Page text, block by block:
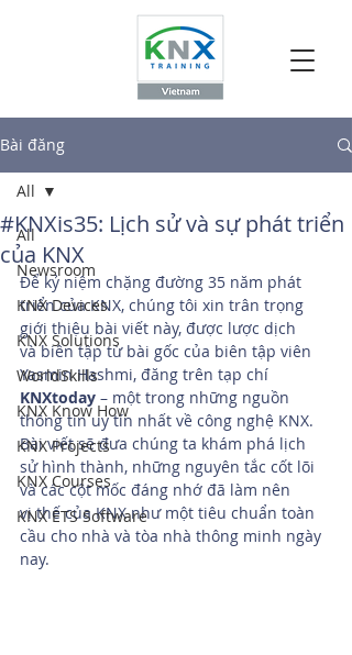
Bài đăng
All
Newsroom
KNX Devices
KNX Solutions
WorldSkills
KNX Know How
KNX Projects
KNX Courses
KNX ETS Software
All
#KNXis35: Lịch sử và sự phát triển
của KNX
Để kỷ niệm chặng đường 35 năm phát
triển của KNX, chúng tôi xin trân trọng
giới thiệu bài viết này, được lược dịch
và biên tập từ bài gốc của biên tập viên
Yasmin Hashmi, đăng trên tạp chí
KNXtoday – một trong những nguồn
thông tin uy tín nhất về công nghệ KNX.
Bài viết sẽ đưa chúng ta khám phá lịch
sử hình thành, những nguyên tắc cốt lõi
và các cột mốc đáng nhớ đã làm nên
vị thế của KNX như một tiêu chuẩn toàn
cầu cho nhà và tòa nhà thông minh ngày
nay.